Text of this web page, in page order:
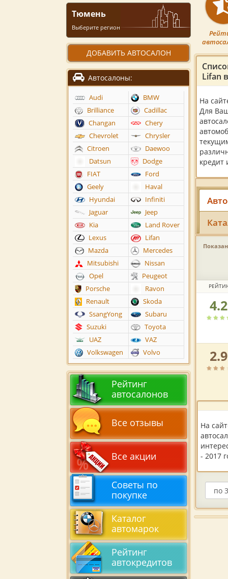
Lifan
На
Для
кредит
На
- 2017
Тюмень
Выберите регион
ДОБАВИТЬ АВТОСАЛОН
Автосалоны:
Audi
BMW
Brilliance
Cadillac
Changan
Chery
Chevrolet
Chrysler
Citroen
Daewoo
Datsun
Dodge
FIAT
Ford
Geely
Haval
Hyundai
Infiniti
Jaguar
Jeep
Kia
Land Rover
Lexus
Lifan
Mazda
Mercedes
Mitsubishi
Nissan
Opel
Peugeot
Porsche
Ravon
Renault
Skoda
SsangYong
Subaru
Suzuki
Toyota
UAZ
VAZ
Volkswagen
Volvo
Рейтинг
автосалонов
Все отзывы
Все акции
Советы по
покупке
Каталог
автомарок
Рейтинг
автокредитов